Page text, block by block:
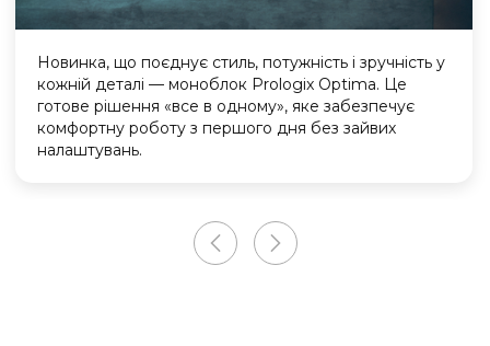
Новинка, що поєднує стиль, потужність і зручність у
кожній деталі — моноблок Prologix Optima. Це
готове рішення «все в одному», яке забезпечує
комфортну роботу з першого дня без зайвих
налаштувань.